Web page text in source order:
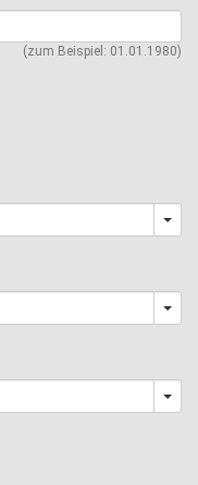
(zum Beispiel: 01.01.1980)